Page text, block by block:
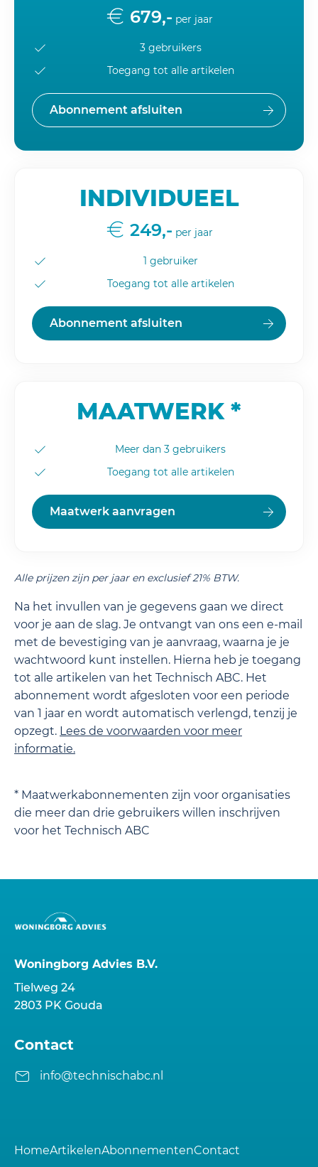
INDIVIDUEEL
249,- per jaar
1 gebruiker
Toegang tot alle artikelen
Abonnement afsluiten
679,- per jaar
3 gebruikers
Toegang tot alle artikelen
Abonnement afsluiten
MAATWERK *
Meer dan 3 gebruikers
Toegang tot alle artikelen
Maatwerk aanvragen
Alle prijzen zijn per jaar en exclusief 21% BTW.
Na het invullen van je gegevens gaan we direct
voor je aan de slag. Je ontvangt van ons een e-mail
met de bevestiging van je aanvraag, waarna je je
wachtwoord kunt instellen. Hierna heb je toegang
tot alle artikelen van het Technisch ABC. Het
abonnement wordt afgesloten voor een periode
van 1 jaar en wordt automatisch verlengd, tenzij je
opzegt. Lees de voorwaarden voor meer
informatie.
* Maatwerkabonnementen zijn voor organisaties
die meer dan drie gebruikers willen inschrijven
voor het Technisch ABC
Woningborg Advies B.V.
Tielweg 24
2803 PK Gouda
Contact
info@technischabc.nl
HomeArtikelenAbonnementenContact